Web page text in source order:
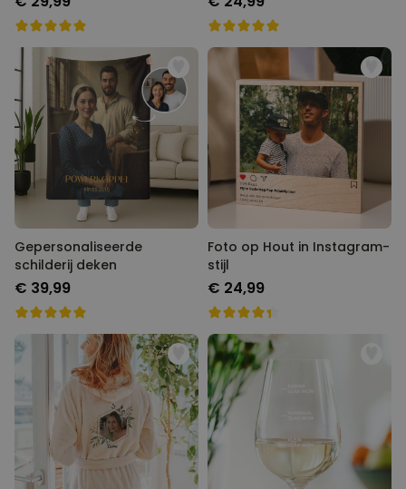
Gepersonaliseerde
schilderij deken
€ 39,99
Foto op Hout in Instagram-
stijl
€ 24,99